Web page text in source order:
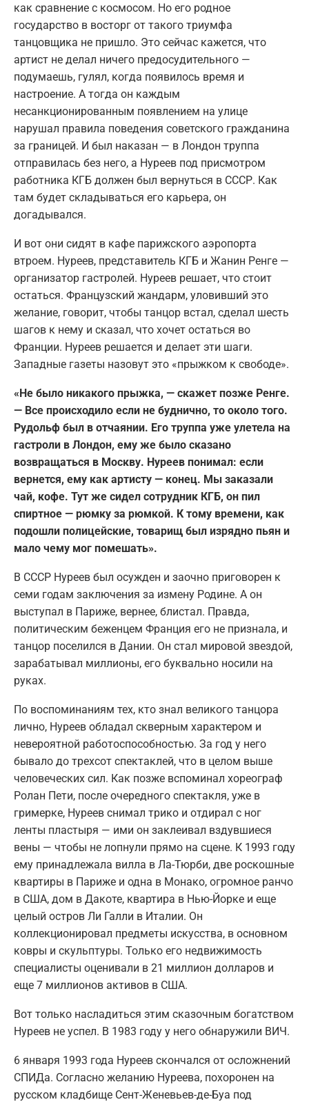
как сравнение с космосом. Но его родное
государство в восторг от такого триумфа
танцовщика не пришло. Это сейчас кажется, что
артист не делал ничего предосудительного —
подумаешь, гулял, когда появилось время и
настроение. А тогда он каждым
несанкционированным появлением на улице
нарушал правила поведения советского гражданина
за границей. И был наказан — в Лондон труппа
отправилась без него, а Нуреев под присмотром
работника КГБ должен был вернуться в СССР. Как
там будет складываться его карьера, он
догадывался.
И вот они сидят в кафе парижского аэропорта
втроем. Нуреев, представитель КГБ и Жанин Ренге —
организатор гастролей. Нуреев решает, что стоит
остаться. Французский жандарм, уловивший это
желание, говорит, чтобы танцор встал, сделал шесть
шагов к нему и сказал, что хочет остаться во
Франции. Нуреев решается и делает эти шаги.
Западные газеты назовут это «прыжком к свободе».
«Не было никакого прыжка, — скажет позже Ренге.
— Все происходило если не буднично, то около того.
Рудольф был в отчаянии. Его труппа уже улетела на
гастроли в Лондон, ему же было сказано
возвращаться в Москву. Нуреев понимал: если
вернется, ему как артисту — конец. Мы заказали
чай, кофе. Тут же сидел сотрудник КГБ, он пил
спиртное — рюмку за рюмкой. К тому времени, как
подошли полицейские, товарищ был изрядно пьян и
мало чему мог помешать».
В СССР Нуреев был осужден и заочно приговорен к
семи годам заключения за измену Родине. А он
выступал в Париже, вернее, блистал. Правда,
политическим беженцем Франция его не признала, и
танцор поселился в Дании. Он стал мировой звездой,
зарабатывал миллионы, его буквально носили на
руках.
По воспоминаниям тех, кто знал великого танцора
лично, Нуреев обладал скверным характером и
невероятной работоспособностью. За год у него
бывало до трехсот спектаклей, что в целом выше
человеческих сил. Как позже вспоминал хореограф
Ролан Пети, после очередного спектакля, уже в
гримерке, Нуреев снимал трико и отдирал с ног
ленты пластыря — ими он заклеивал вздувшиеся
вены — чтобы не лопнули прямо на сцене. К 1993 году
ему принадлежала вилла в Ла-Тюрби, две роскошные
квартиры в Париже и одна в Монако, огромное ранчо
в США, дом в Дакоте, квартира в Нью-Йорке и еще
целый остров Ли Галли в Италии. Он
коллекционировал предметы искусства, в основном
ковры и скульптуры. Только его недвижимость
специалисты оценивали в 21 миллион долларов и
еще 7 миллионов активов в США.
Вот только насладиться этим сказочным богатством
Нуреев не успел. В 1983 году у него обнаружили ВИЧ.
6 января 1993 года Нуреев скончался от осложнений
СПИДа. Согласно желанию Нуреева, похоронен на
русском кладбище Сент-Женевьев-де-Буа под